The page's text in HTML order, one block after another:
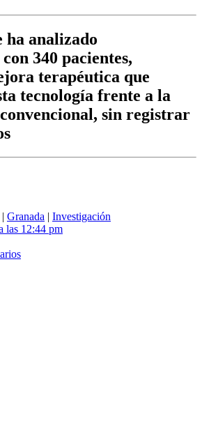
analizado
340 pacientes,
terapéutica que
tecnología frente a la
sin registrar
| Granada | Investigación
las 12:44 pm